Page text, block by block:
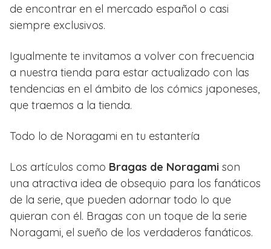
de encontrar en el mercado español o casi
siempre exclusivos.
Igualmente te invitamos a volver con frecuencia
a nuestra tienda para estar actualizado con las
tendencias en el ámbito de los cómics japoneses,
que traemos a la tienda.
Todo lo de Noragami en tu estantería
Los artículos como Bragas de Noragami son
una atractiva idea de obsequio para los fanáticos
de la serie, que pueden adornar todo lo que
quieran con él. Bragas con un toque de la serie
Noragami, el sueño de los verdaderos fanáticos.